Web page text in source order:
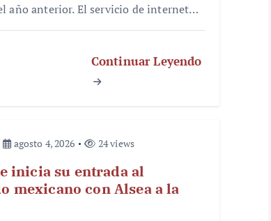
año anterior. El servicio de internet…
Continuar Leyendo
agosto 4, 2026 24 views
inicia su entrada al
mexicano con Alsea a la